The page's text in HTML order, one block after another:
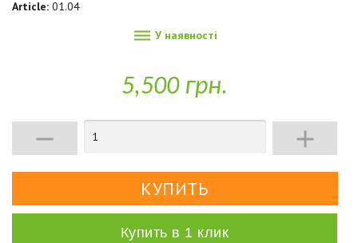
Article: 01.04
 У наявності
5,500 грн.
 
Купить в 1 клик